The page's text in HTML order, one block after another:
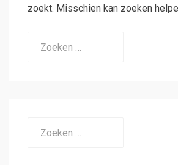
zoekt. Misschien kan zoeken
naar:
naar: